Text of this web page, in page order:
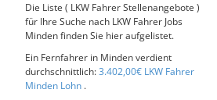
Die Liste ( LKW Fahrer Stellenangebote )
für Ihre Suche nach LKW Fahrer Jobs
Minden finden Sie hier aufgelistet.
Ein Fernfahrer in Minden verdient
durchschnittlich:3.402,00€ LKW Fahrer
Minden Lohn .